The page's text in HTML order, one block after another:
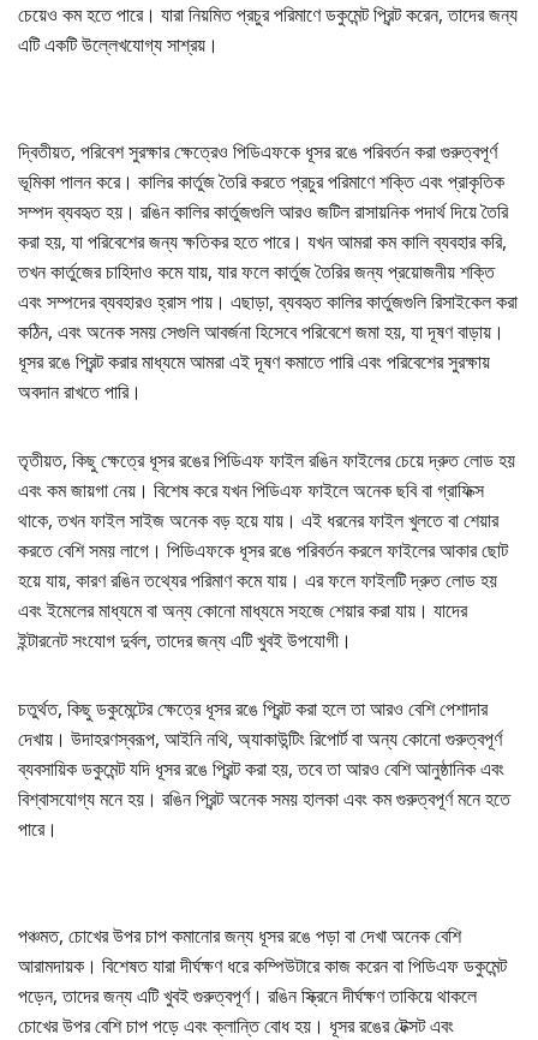
চেয়েও কম হতে পারে। যারা নিয়মিত প্রচুর পরিমাণে ডকুমেন্ট প্রিন্ট করেন, তাদের জন্য
এটি একটি উল্লেখযোগ্য সাশ্রয়।
দ্বিতীয়ত, পরিবেশ সুরক্ষার ক্ষেত্রেও পিডিএফকে ধূসর রঙে পরিবর্তন করা গুরুত্বপূর্ণ
ভূমিকা পালন করে। কালির কার্তুজ তৈরি করতে প্রচুর পরিমাণে শক্তি এবং প্রাকৃতিক
সম্পদ ব্যবহৃত হয়। রঙিন কালির কার্তুজগুলি আরও জটিল রাসায়নিক পদার্থ দিয়ে তৈরি
করা হয়, যা পরিবেশের জন্য ক্ষতিকর হতে পারে। যখন আমরা কম কালি ব্যবহার করি,
তখন কার্তুজের চাহিদাও কমে যায়, যার ফলে কার্তুজ তৈরির জন্য প্রয়োজনীয় শক্তি
এবং সম্পদের ব্যবহারও হ্রাস পায়। এছাড়া, ব্যবহৃত কালির কার্তুজগুলি রিসাইকেল করা
কঠিন, এবং অনেক সময় সেগুলি আবর্জনা হিসেবে পরিবেশে জমা হয়, যা দূষণ বাড়ায়।
ধূসর রঙে প্রিন্ট করার মাধ্যমে আমরা এই দূষণ কমাতে পারি এবং পরিবেশের সুরক্ষায়
অবদান রাখতে পারি।
তৃতীয়ত, কিছু ক্ষেত্রে ধূসর রঙের পিডিএফ ফাইল রঙিন ফাইলের চেয়ে দ্রুত লোড হয়
এবং কম জায়গা নেয়। বিশেষ করে যখন পিডিএফ ফাইলে অনেক ছবি বা গ্রাফিক্স
থাকে, তখন ফাইল সাইজ অনেক বড় হয়ে যায়। এই ধরনের ফাইল খুলতে বা শেয়ার
করতে বেশি সময় লাগে। পিডিএফকে ধূসর রঙে পরিবর্তন করলে ফাইলের আকার ছোট
হয়ে যায়, কারণ রঙিন তথ্যের পরিমাণ কমে যায়। এর ফলে ফাইলটি দ্রুত লোড হয়
এবং ইমেলের মাধ্যমে বা অন্য কোনো মাধ্যমে সহজে শেয়ার করা যায়। যাদের
ইন্টারনেট সংযোগ দুর্বল, তাদের জন্য এটি খুবই উপযোগী।
চতুর্থত, কিছু ডকুমেন্টের ক্ষেত্রে ধূসর রঙে প্রিন্ট করা হলে তা আরও বেশি পেশাদার
দেখায়। উদাহরণস্বরূপ, আইনি নথি, অ্যাকাউন্টিং রিপোর্ট বা অন্য কোনো গুরুত্বপূর্ণ
ব্যবসায়িক ডকুমেন্ট যদি ধূসর রঙে প্রিন্ট করা হয়, তবে তা আরও বেশি আনুষ্ঠানিক এবং
বিশ্বাসযোগ্য মনে হয়। রঙিন প্রিন্ট অনেক সময় হালকা এবং কম গুরুত্বপূর্ণ মনে হতে
পারে।
পঞ্চমত, চোখের উপর চাপ কমানোর জন্য ধূসর রঙে পড়া বা দেখা অনেক বেশি
আরামদায়ক। বিশেষত যারা দীর্ঘক্ষণ ধরে কম্পিউটারে কাজ করেন বা পিডিএফ ডকুমেন্ট
পড়েন, তাদের জন্য এটি খুবই গুরুত্বপূর্ণ। রঙিন স্ক্রিনে দীর্ঘক্ষণ তাকিয়ে থাকলে
চোখের উপর বেশি চাপ পড়ে এবং ক্লান্তি বোধ হয়। ধূসর রঙের টেক্সট এবং